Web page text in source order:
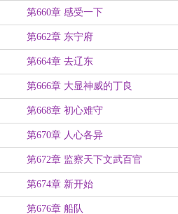
第660章 感受一下
第662章 东宁府
第664章 去辽东
第666章 大显神威的丁良
第668章 初心难守
第670章 人心各异
第672章 监察天下文武百官
第674章 新开始
第676章 船队